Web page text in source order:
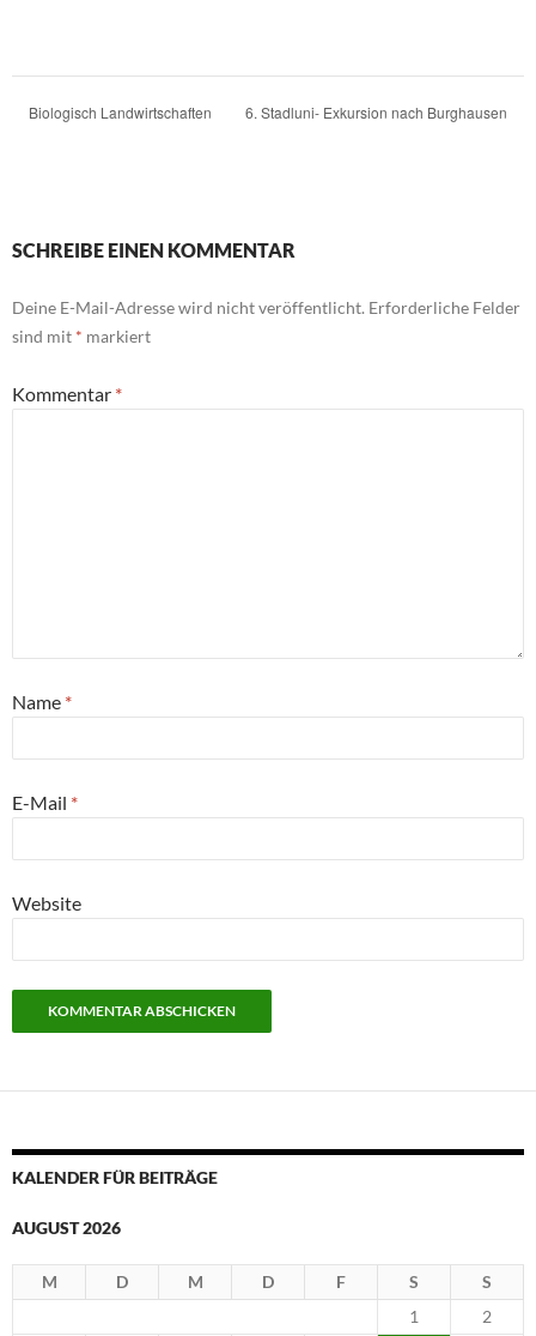
Biologisch Landwirtschaften 6. Stadluni- Exkursion nach Burghausen
SCHREIBE EINEN KOMMENTAR
Deine E-Mail-Adresse wird nicht veröffentlicht. Erforderliche Felder
sind mit * markiert
Kommentar *
Name *
E-Mail *
Website
KALENDER FÜR BEITRÄGE
AUGUST 2026
M D M D F S
S
1
2